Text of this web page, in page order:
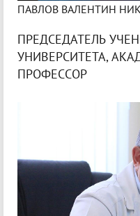
ПАВЛОВ ВАЛЕНТИН
ПРЕДСЕДАТЕЛЬ
УНИВЕРСИТЕТА,
ПРОФЕССОР